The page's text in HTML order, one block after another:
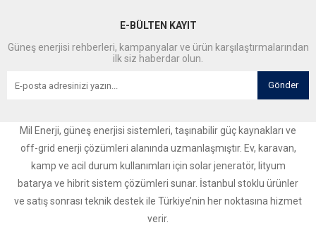
E-BÜLTEN KAYIT
Güneş enerjisi rehberleri, kampanyalar ve ürün karşılaştırmalarından
ilk siz haberdar olun.
Gönder
Mil Enerji, güneş enerjisi sistemleri, taşınabilir güç kaynakları ve
off-grid enerji çözümleri alanında uzmanlaşmıştır. Ev, karavan,
kamp ve acil durum kullanımları için solar jeneratör, lityum
batarya ve hibrit sistem çözümleri sunar. İstanbul stoklu ürünler
ve satış sonrası teknik destek ile Türkiye’nin her noktasına hizmet
verir.